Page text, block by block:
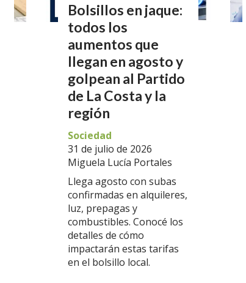
Bolsillos en jaque:
todos los
aumentos que
llegan en agosto y
golpean al Partido
de La Costa y la
región
Miguela Lucía Portales
Sociedad
31 de julio de 2026
Llega agosto con subas
confirmadas en alquileres,
luz, prepagas y
combustibles. Conocé los
detalles de cómo
impactarán estas tarifas
en el bolsillo local.